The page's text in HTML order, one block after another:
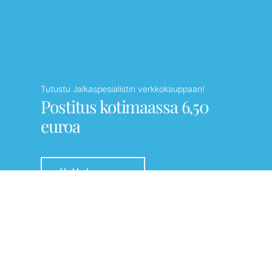
Tutustu Jalkaspesialistin verkkokauppaan!
Postitus kotimaassa 6,50
euroa
Verkkokauppaan